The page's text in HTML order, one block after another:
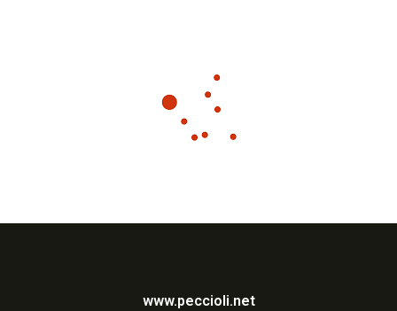
www.peccioli.net